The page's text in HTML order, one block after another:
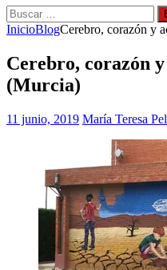
Buscar:
InicioBlogCerebro, corazón y
Cerebro, corazón
(Murcia)
11 junio, 2019 María Teresa